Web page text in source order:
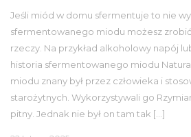
Jeśli miód w domu sfermentuje to nie
sfermentowanego miodu możesz zrobić
rzeczy. Na przykład alkoholowy napój
historia sfermentowanego miodu
miodu znany był przez człowieka i
starożytnych. Wykorzystywali go
pitny. Jednak nie był on tam tak […]